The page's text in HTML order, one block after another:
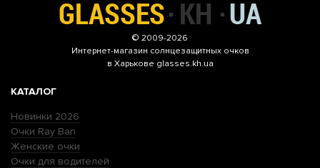
© 2009-2026
Интернет-магазин солнцезащитных очков
в Харькове glasses.kh.ua
КАТАЛОГ
Новинки 2026
Очки Ray Ban
Женские очки
Очки для водителей